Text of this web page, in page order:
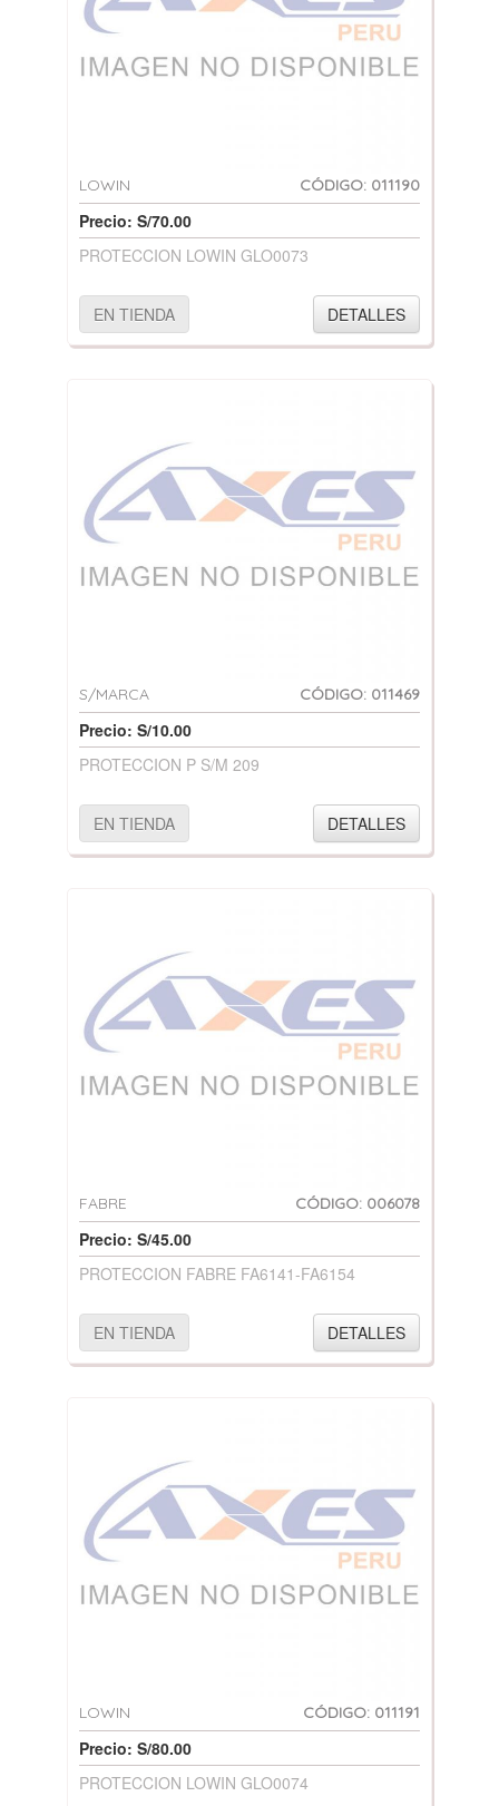
LOWIN CÓDIGO: 011190
Precio: S/70.00
PROTECCION LOWIN GLO0073
EN TIENDA DETALLES
S/MARCA CÓDIGO: 011469
Precio: S/10.00
PROTECCION P S/M 209
EN TIENDA DETALLES
FABRE CÓDIGO: 006078
Precio: S/45.00
PROTECCION FABRE FA6141-FA6154
EN TIENDA DETALLES
LOWIN CÓDIGO: 011191
Precio: S/80.00
PROTECCION LOWIN GLO0074